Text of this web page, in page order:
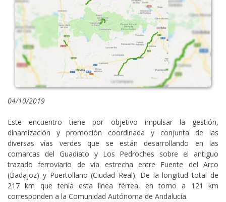
04/10/2019
Este encuentro tiene por objetivo impulsar la gestión,
dinamización y promoción coordinada y conjunta de las
diversas vías verdes que se están desarrollando en las
comarcas del Guadiato y Los Pedroches sobre el antiguo
trazado ferroviario de vía estrecha entre Fuente del Arco
(Badajoz) y Puertollano (Ciudad Real). De la longitud total de
217 km que tenía esta línea férrea, en torno a 121 km
corresponden a la Comunidad Autónoma de Andalucía.